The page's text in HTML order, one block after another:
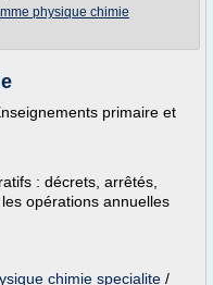
physique chimie
primaire et
: décrets, arrêtés,
opérations annuelles
chimie specialite /